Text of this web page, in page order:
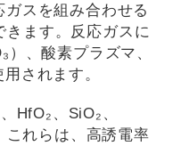
スを組み合わせる
きます。反応ガスに
）、酸素プラズマ、
されます。
HfO₂、SiO₂、
これらは、高誘電率